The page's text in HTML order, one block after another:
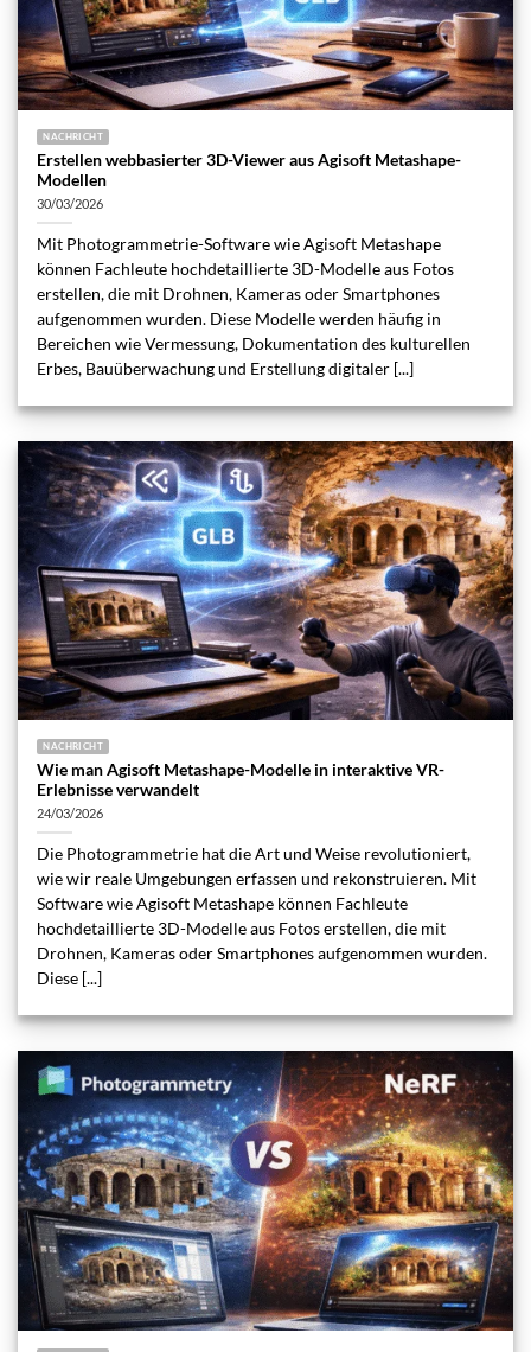
NACHRICHT
Erstellen webbasierter 3D-Viewer aus Agisoft Metashape-
Modellen
30/03/2026
Mit Photogrammetrie-Software wie Agisoft Metashape
können Fachleute hochdetaillierte 3D-Modelle aus Fotos
erstellen, die mit Drohnen, Kameras oder Smartphones
aufgenommen wurden. Diese Modelle werden häufig in
Bereichen wie Vermessung, Dokumentation des kulturellen
Erbes, Bauüberwachung und Erstellung digitaler [...]
NACHRICHT
Wie man Agisoft Metashape-Modelle in interaktive VR-
Erlebnisse verwandelt
24/03/2026
Die Photogrammetrie hat die Art und Weise revolutioniert,
wie wir reale Umgebungen erfassen und rekonstruieren. Mit
Software wie Agisoft Metashape können Fachleute
hochdetaillierte 3D-Modelle aus Fotos erstellen, die mit
Drohnen, Kameras oder Smartphones aufgenommen wurden.
Diese [...]